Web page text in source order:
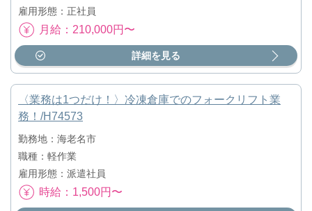
雇用形態：正社員
月給：210,000円〜
詳細を見る
〈業務は1つだけ！〉冷凍倉庫でのフォークリフト業
務！/H74573
勤務地：海老名市
職種：軽作業
雇用形態：派遣社員
時給：1,500円〜